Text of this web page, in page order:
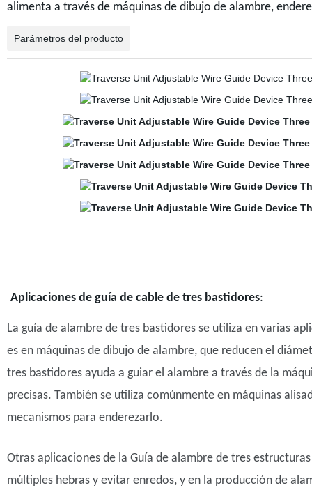
alimenta a través de máquinas de dibujo de alambre,
Parámetros del producto
Aplicaciones de guía de cable de tres bastidores:
La guía de alambre de tres bastidores se utiliza en varias
es en máquinas de dibujo de alambre, que reducen el
tres bastidores ayuda a guiar el alambre a través de la
precisas. También se utiliza comúnmente en máquinas
mecanismos para enderezarlo.
Otras aplicaciones de la Guía de alambre de tres
múltiples hebras y evitar enredos, y en la producción de